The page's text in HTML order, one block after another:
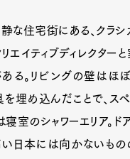
な住宅街にある、クラシ
エイティブディレクター
る。リビングの壁はほ
を埋め込んだことで、ス
寝室のシャワーエリア。ド
日本には向かないもの